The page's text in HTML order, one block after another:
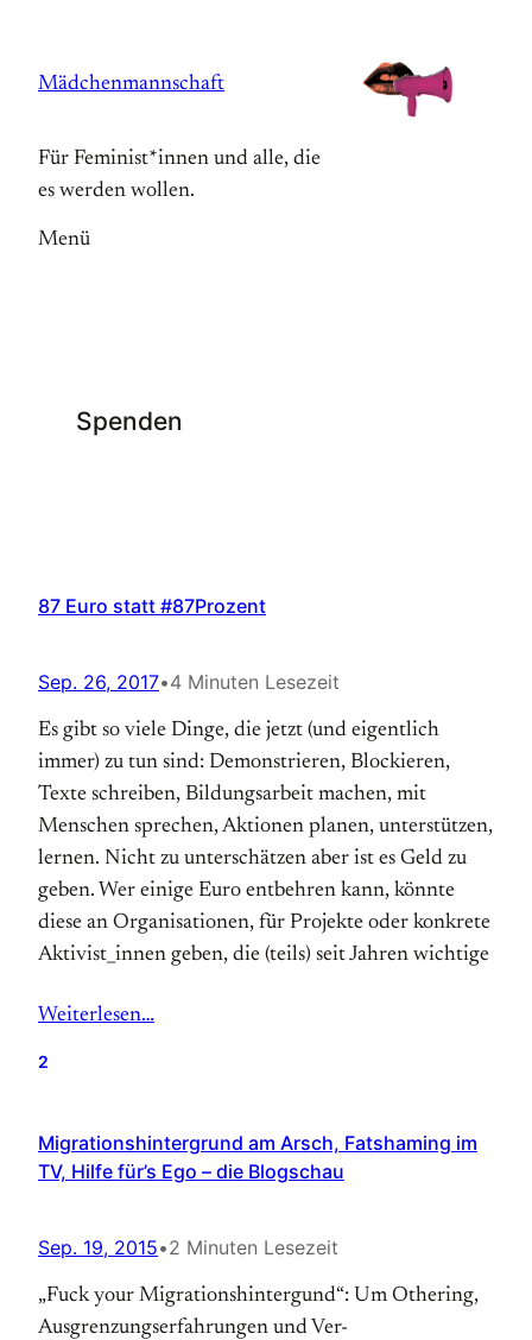
springen
Mädchenmannschaft
Für Feminist*innen und alle, die
es werden wollen.
Menü
Spenden
87 Euro statt #87Prozent
Sep. 26, 2017•4 Minuten Lesezeit
Es gibt so viele Dinge, die jetzt (und eigentlich
immer) zu tun sind: Demonstrieren, Blockieren,
Texte schreiben, Bildungsarbeit machen, mit
Menschen sprechen, Aktionen planen, unterstützen,
lernen. Nicht zu unterschätzen aber ist es Geld zu
geben. Wer einige Euro entbehren kann, könnte
diese an Organisationen, für Projekte oder konkrete
Aktivist_innen geben, die (teils) seit Jahren wichtige
Weiterlesen…
2
Migrationshintergrund am Arsch, Fatshaming im
TV, Hilfe für’s Ego – die Blogschau
Sep. 19, 2015•2 Minuten Lesezeit
„Fuck your Migrationshintergund“: Um Othering,
Ausgrenzungserfahrungen und Ver-